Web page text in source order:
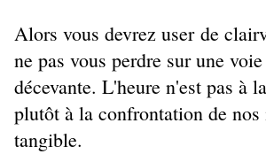
Alors vous devrez user de
ne pas vous perdre sur une
décevante. L'heure n'est pas à
plutôt à la confrontation de nos
tangible.